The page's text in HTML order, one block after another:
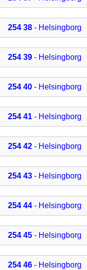
254 38 - Helsingborg
254 39 - Helsingborg
254 40 - Helsingborg
254 41 - Helsingborg
254 42 - Helsingborg
254 43 - Helsingborg
254 44 - Helsingborg
254 45 - Helsingborg
254 46 - Helsingborg